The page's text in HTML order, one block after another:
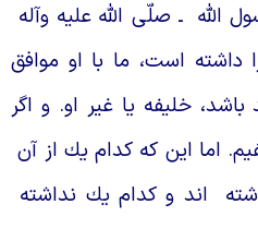
اللّه ـ صلّى اللّه عليه وآله
است، ما با او موافق
خليفه يا غير او. و اگر
اما اين كه كدام يك از آن
اند و كدام يك نداشته